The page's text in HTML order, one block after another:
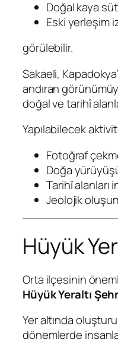
Doğal kaya
Eski yerleşim
görülebilir.
Sakaeli,
andıran
doğal ve tarihî
Yapılabilecek
Fotoğraf
Doğa
Tarihî alanları
Jeolojik
Hüyük
Orta ilçesinin
Hüyük Yeraltı
Yer altında
dönemlerde